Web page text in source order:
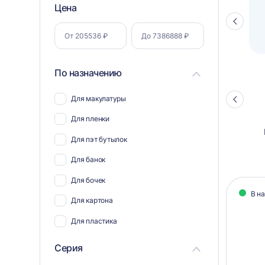
Фильтр
по
параметрам
Цена
По назначению
Для макулатуры
Для пленки
Для пэт бутылок
Для банок
Для бочек
Для картона
Для пластика
Серия
Стрелка
Полуавтоматический паллетоупаковщик
ПЗО BPW-2000
Стрелка
В